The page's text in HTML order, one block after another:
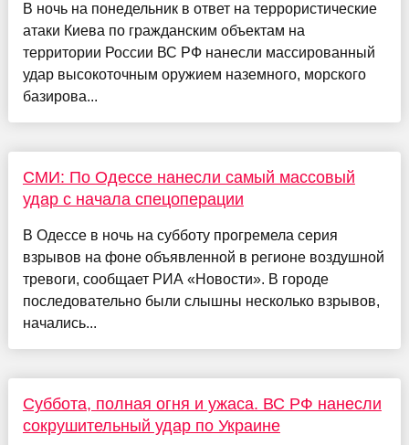
В ночь на понедельник в ответ на террористические
атаки Киева по гражданским объектам на
территории России ВС РФ нанесли массированный
удар высокоточным оружием наземного, морского
базирова...
СМИ: По Одессе нанесли самый массовый
удар с начала спецоперации
В Одессе в ночь на субботу прогремела серия
взрывов на фоне объявленной в регионе воздушной
тревоги, сообщает РИА «Новости». В городе
последовательно были слышны несколько взрывов,
начались...
Суббота, полная огня и ужаса. ВС РФ нанесли
сокрушительный удар по Украине